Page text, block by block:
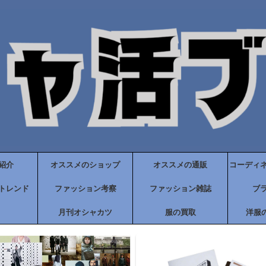
介 オススメのショップ オススメの通販 コーディ
レンド ファッション考察 ファッション雑誌 ブ
月刊オシャカツ 服の買取 洋服